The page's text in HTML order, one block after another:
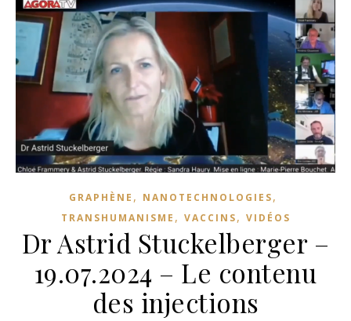
GRAPHÈNE , NANOTECHNOLOGIES,
TRANSHUMANISME , VACCINS, VIDÉOS
Dr Astrid Stuckelberger –
19.07.2024 – Le contenu
des injections